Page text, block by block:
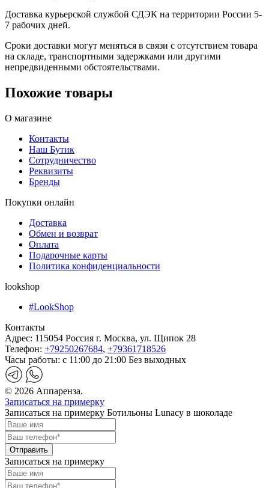
Доставка курьерской службой СДЭК на территории России 5-
7 рабочих дней.
Сроки доставки могут меняться в связи с отсутствием товара
на складе, транспортными задержками или другими
непредвиденными обстоятельствами.
Похожие товары
О магазине
Контакты
Наш Бутик
Сотрудничество
Реквизиты
Бренды
Покупки онлайн
Доставка
Обмен и возврат
Оплата
Подарочные карты
Политика конфиденциальности
lookshop
#LookShop
Контакты
Адрес: 115054 Россия г. Москва, ул. Щипок 28
Телефон: +79250267684, +79361718526
Часы работы: с 11:00 до 21:00 Без выходных
© 2026 Аппаренза.
Записаться на примерку
Записаться на примерку Ботильоны Lunacy в шоколаде
Записаться на примерку